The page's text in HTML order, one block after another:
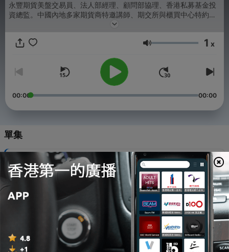
永豐期貨美盤交易員、法人部經理、顧問部協理、香港私募基金投
資總監。中國內地多家期貨商特邀講師、期交所與櫃買中心特約講
一波股市趨勢族群。選股方法自創5D投資術，並透過孫子兵法中的
擇權、海外股市、原物料、利率與匯率、私募股權、虛擬貨幣與債
電視台特約來賓、華視與民視採訪分析師、工商、經濟與中央社專
音量 1 x
00:00 00:00
單集
【台股歐嗨唷!】2026.08.07 林漢偉分析師 盤前解盤
06 Aug 2026
941 - 【台股歐嗨唷!】2026.08.06 林漢偉分析師 盤前解盤
【台股歐嗨唷!】2026.08.05 林漢偉分析師 盤前解盤
04 Aug 2026